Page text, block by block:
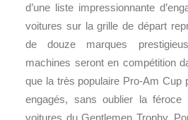
d’une liste impressionnante
voitures sur la grille de départ
de douze marques
machines seront en compétition
que la très populaire Pro-Am Cup
engagés, sans oublier la féroce
voitures du Gentlemen Trophy.